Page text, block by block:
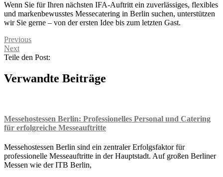
Wenn Sie für Ihren nächsten IFA-Auftritt ein zuverlässiges, flexibles
und markenbewusstes Messecatering in Berlin suchen, unterstützen
wir Sie gerne – von der ersten Idee bis zum letzten Gast.
Previous
Next
Teile den Post:
Verwandte Beiträge
Messehostessen Berlin: Professionelles Personal und Catering
für erfolgreiche Messeauftritte
Messehostessen Berlin sind ein zentraler Erfolgsfaktor für
professionelle Messeauftritte in der Hauptstadt. Auf großen Berliner
Messen wie der ITB Berlin,